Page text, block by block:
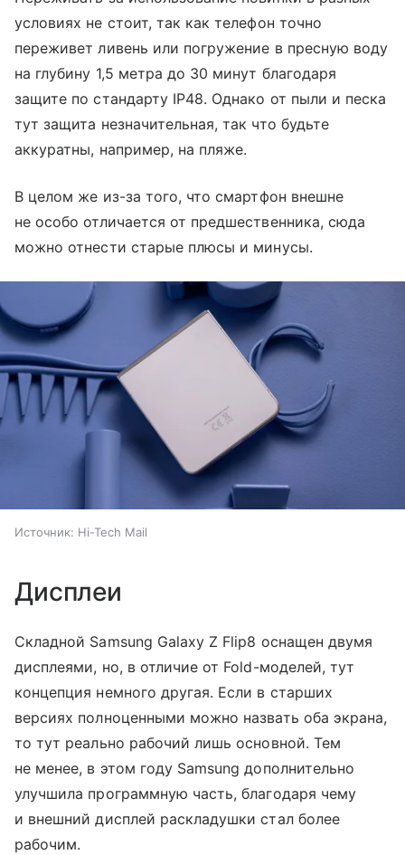
условиях не стоит, так как телефон точно
переживет ливень или погружение в пресную воду
на глубину 1,5 метра до 30 минут благодаря
защите по стандарту IP48. Однако от пыли и песка
тут защита незначительная, так что будьте
аккуратны, например, на пляже.
В целом же из-за того, что смартфон внешне
не особо отличается от предшественника, сюда
можно отнести старые плюсы и минусы.
Источник: Hi-Tech Mail
Дисплеи
Складной Samsung Galaxy Z Flip8 оснащен двумя
дисплеями, но, в отличие от Fold-моделей, тут
концепция немного другая. Если в старших
версиях полноценными можно назвать оба экрана,
то тут реально рабочий лишь основной. Тем
не менее, в этом году Samsung дополнительно
улучшила программную часть, благодаря чему
и внешний дисплей раскладушки стал более
рабочим.